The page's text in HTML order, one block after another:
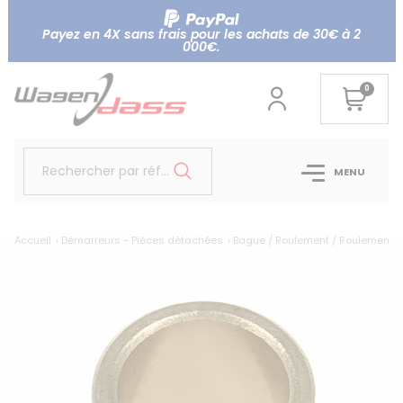
Payez en 4X sans frais pour les achats de 30€ à 2
000€.
0
Rechercher par référence... MENU
Accueil Démarreurs - Pièces détachées Bague / Roulement / Roulement